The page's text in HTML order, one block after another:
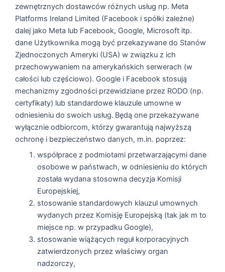
zewnętrznych dostawców różnych usług np. Meta
Platforms Ireland Limited (Facebook i spółki zależne)
dalej jako Meta lub Facebook, Google, Microsoft itp.
dane Użytkownika mogą być przekazywane do Stanów
Zjednoczonych Ameryki (USA) w związku z ich
przechowywaniem na amerykańskich serwerach (w
całości lub częściowo). Google i Facebook stosują
mechanizmy zgodności przewidziane przez RODO (np.
certyfikaty) lub standardowe klauzule umowne w
odniesieniu do swoich usług. Będą one przekazywane
wyłącznie odbiorcom, którzy gwarantują najwyższą
ochronę i bezpieczeństwo danych, m.in. poprzez:
współprace z podmiotami przetwarzającymi dane
osobowe w państwach, w odniesieniu do których
została wydana stosowna decyzja Komisji
Europejskiej,
stosowanie standardowych klauzul umownych
wydanych przez Komisję Europejską (tak jak m to
miejsce np. w przypadku Google),
stosowanie wiążących reguł korporacyjnych
zatwierdzonych przez właściwy organ
nadzorczy,